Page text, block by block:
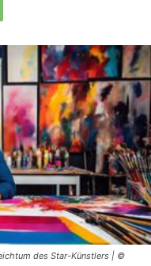
des Star-Künstlers | ©